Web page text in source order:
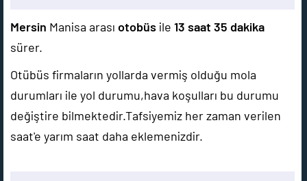
Mersin Manisa arası otobüs ile 13 saat 35 dakika
sürer.
Otübüs firmaların yollarda vermiş olduğu mola
durumları ile yol durumu,hava koşulları bu durumu
değiştire bilmektedir.Tafsiyemiz her zaman verilen
saat'e yarım saat daha eklemenizdir.